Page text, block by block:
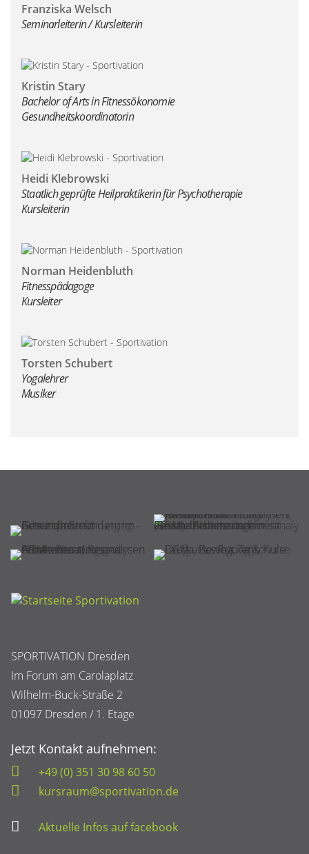
Franziska Welsch
Seminarleiterin / Kursleiterin
Kristin Stary
Bachelor of Arts in Fitnessökonomie
Gesundheitskoordinatorin
Heidi Klebrowski
Staatlich geprüfte Heilpraktikerin für Psychotherapie
Kursleiterin
Norman Heidenbluth
Fitnesspädagoge
Kursleiter
Torsten Schubert
Yogalehrer
Musiker
SPORTIVATION Dresden
Im Forum am Carolaplatz
Wilhelm-Buck-Straße 2
01097 Dresden / 1. Etage
Jetzt Kontakt aufnehmen:
+49 (0) 351 30 98 60 50
kursraum@sportivation.de
Aktuelle Infos auf facebook